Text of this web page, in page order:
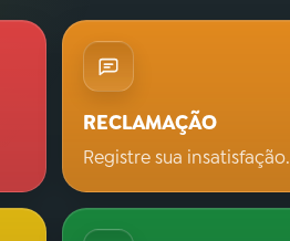
RECLAMAÇÃO
Registre sua insatisfação.